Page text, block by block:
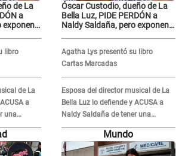
de La
a
exponen
libro
de La
a
una
Óscar Custodio, dueño de La
Bella Luz, PIDE PERDÓN a
Naldy Saldaña, pero exponen
grabar"
Agatha Lys presentó su libro
Cartas Marcadas
Esposa del director musical de La
Bella Luz lo defiende y ACUSA a
Naldy Saldaña de tener una
relación con él y otros integrantes
Mundo